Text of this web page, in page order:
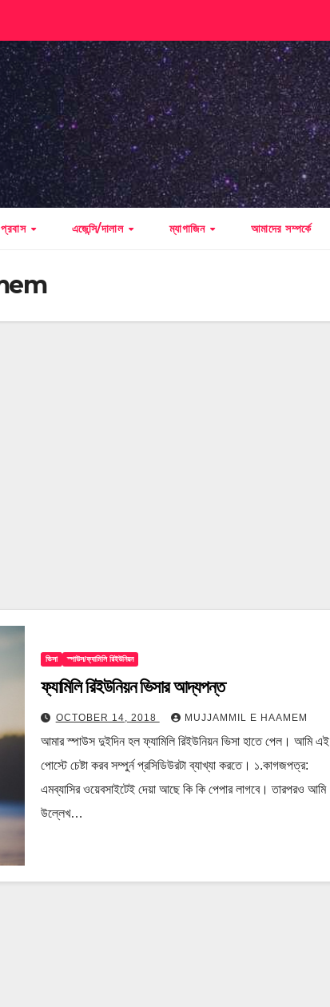
প্রবাস এজেন্সি/দালাল ম্যাগাজিন আমাদের সম্পর্কে
ভিসা স্পাউস/ফ্যামিলি রিইউনিয়ন
ফ্যামিলি রিইউনিয়ন ভিসার আদ্যপন্ত
OCTOBER 14, 2018 MUJJAMMIL E HAAMEM
আমার স্পাউস দুইদিন হল ফ্যামিলি রিইউনিয়ন ভিসা হাতে পেল। আমি এই
পোস্টে চেষ্টা করব সম্পুর্ন প্রসিডিউরটা ব্যাখ্যা করতে। ১.কাগজপত্র:
এমব্যাসির ওয়েবসাইটেই দেয়া আছে কি কি পেপার লাগবে। তারপরও আমি
উল্লেখ…